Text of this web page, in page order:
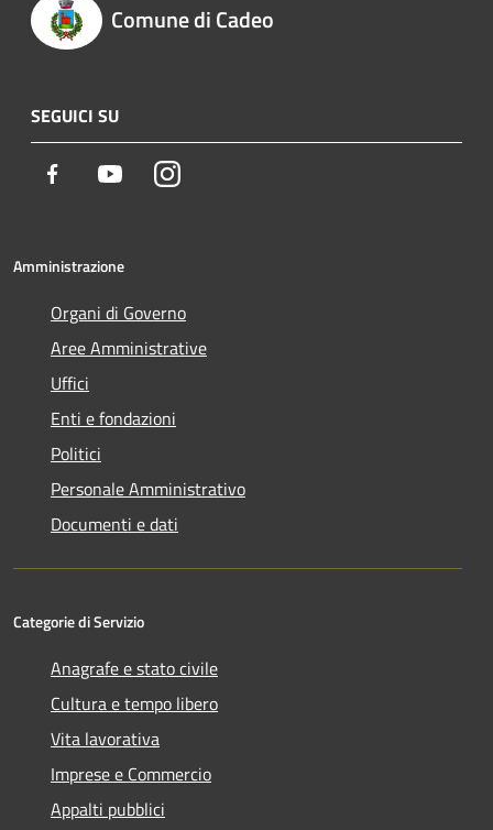
Comune di Cadeo
SEGUICI SU
Facebook YoutubeInstagram
Amministrazione
Organi di Governo
Aree Amministrative
Uffici
Enti e fondazioni
Politici
Personale Amministrativo
Documenti e dati
Categorie di Servizio
Anagrafe e stato civile
Cultura e tempo libero
Vita lavorativa
Imprese e Commercio
Appalti pubblici